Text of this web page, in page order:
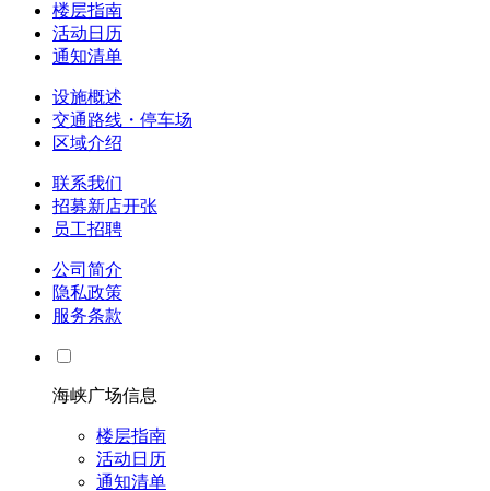
楼层指南
活动日历
通知清单
设施概述
交通路线・停车场
区域介绍
联系我们
招募新店开张
员工招聘
公司简介
隐私政策
服务条款
海峡广场信息
楼层指南
活动日历
通知清单